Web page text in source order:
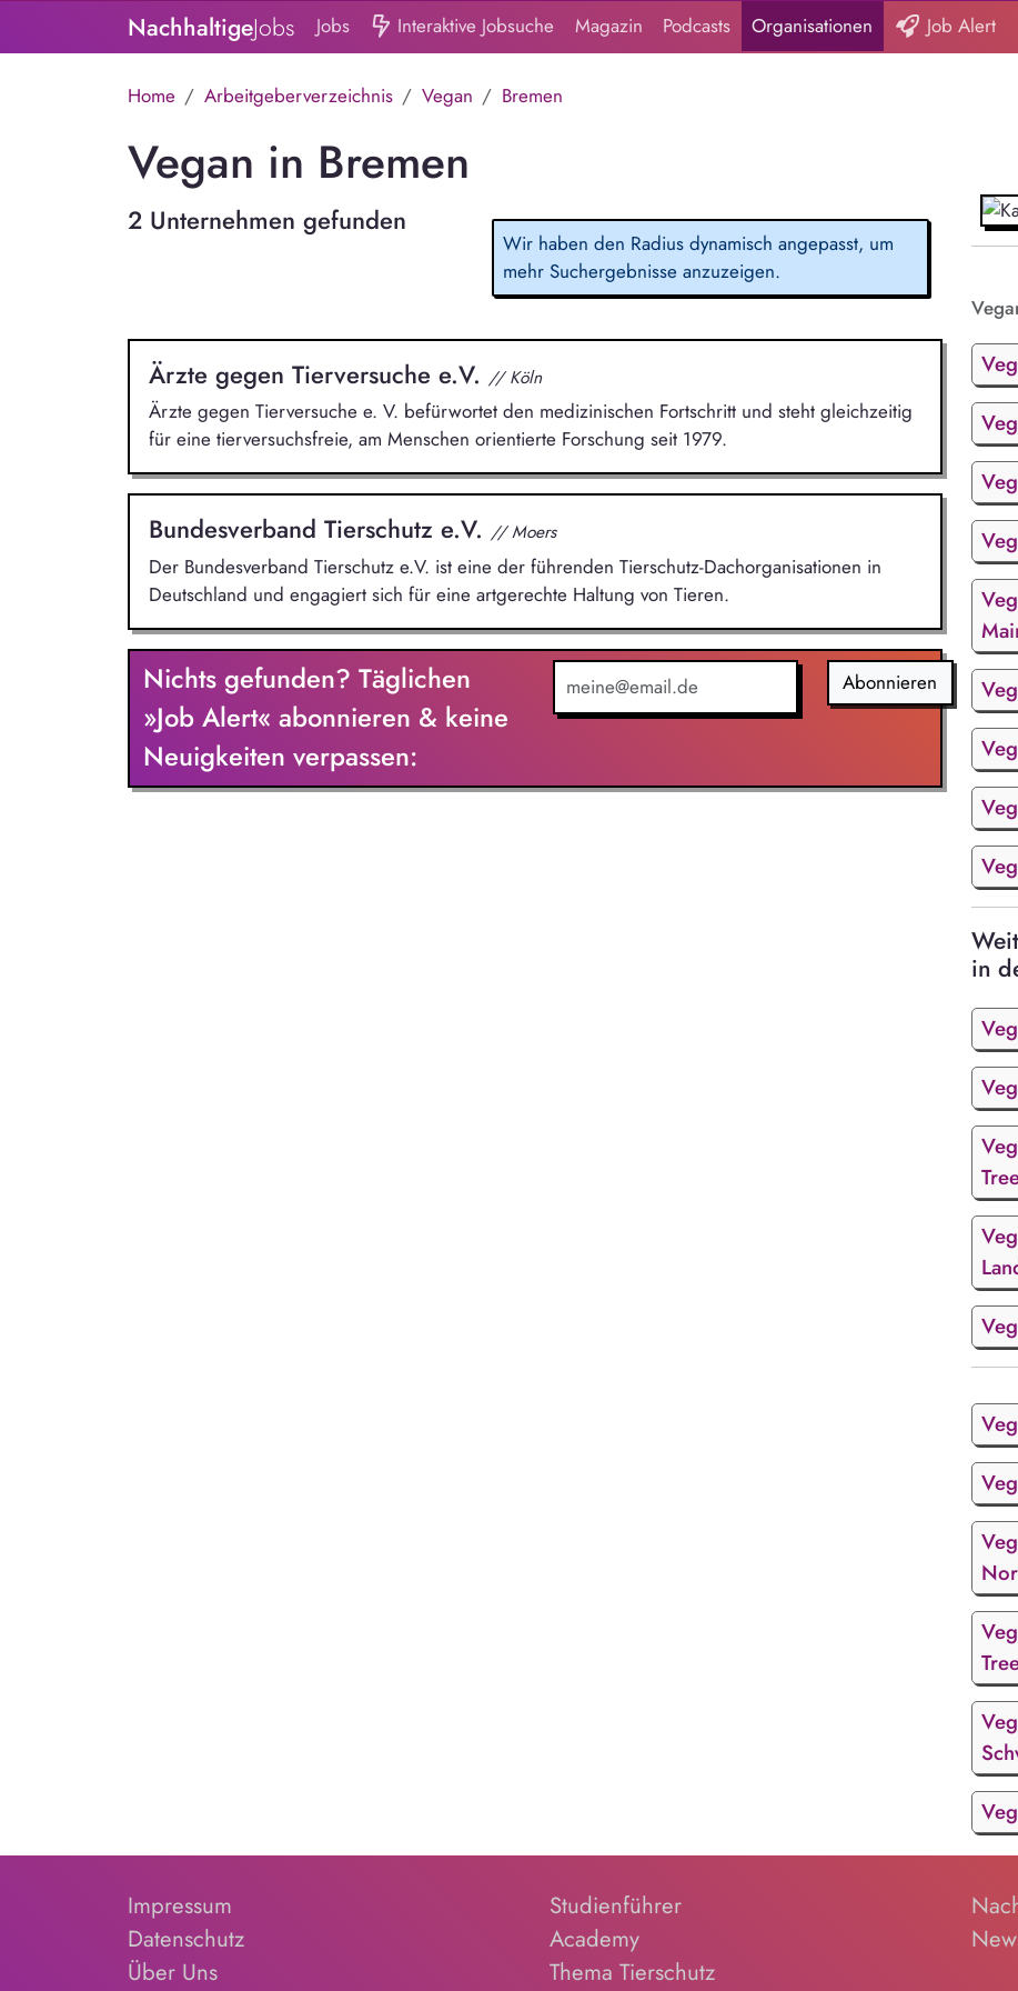
NachhaltigeJobs Jobs Interaktive Jobsuche Magazin Podcasts Organisationen Job Alert
Home Arbeitgeberverzeichnis Vegan Bremen
Vegan in Bremen
2 Unternehmen gefunden
Wir haben den Radius dynamisch angepasst, um
mehr Suchergebnisse anzuzeigen.
Ärzte gegen Tierversuche e.V. // Köln
Ärzte gegen Tierversuche e. V. befürwortet den medizinischen Fortschritt und steht gleichzeitig
für eine tierversuchsfreie, am Menschen orientierte Forschung seit 1979.
Bundesverband Tierschutz e.V. // Moers
Der Bundesverband Tierschutz e.V. ist eine der führenden Tierschutz-Dachorganisationen in
Deutschland und engagiert sich für eine artgerechte Haltung von Tieren.
Nichts gefunden? Täglichen
»Job Alert« abonnieren & keine
Neuigkeiten verpassen:
Abonnieren
in
Impressum
Datenschutz
Über Uns
Studienführer
Academy
Thema Tierschutz